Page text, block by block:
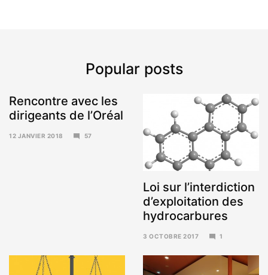
Popular posts
Rencontre avec les
dirigeants de l’Oréal
12 JANVIER 2018
57
Loi sur l’interdiction
d’exploitation des
hydrocarbures
3 OCTOBRE 2017
2017
1